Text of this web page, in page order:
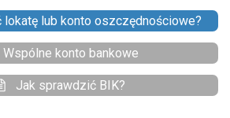
lokatę lub konto oszczędnościowe?
Wspólne konto bankowe
Jak sprawdzić BIK?